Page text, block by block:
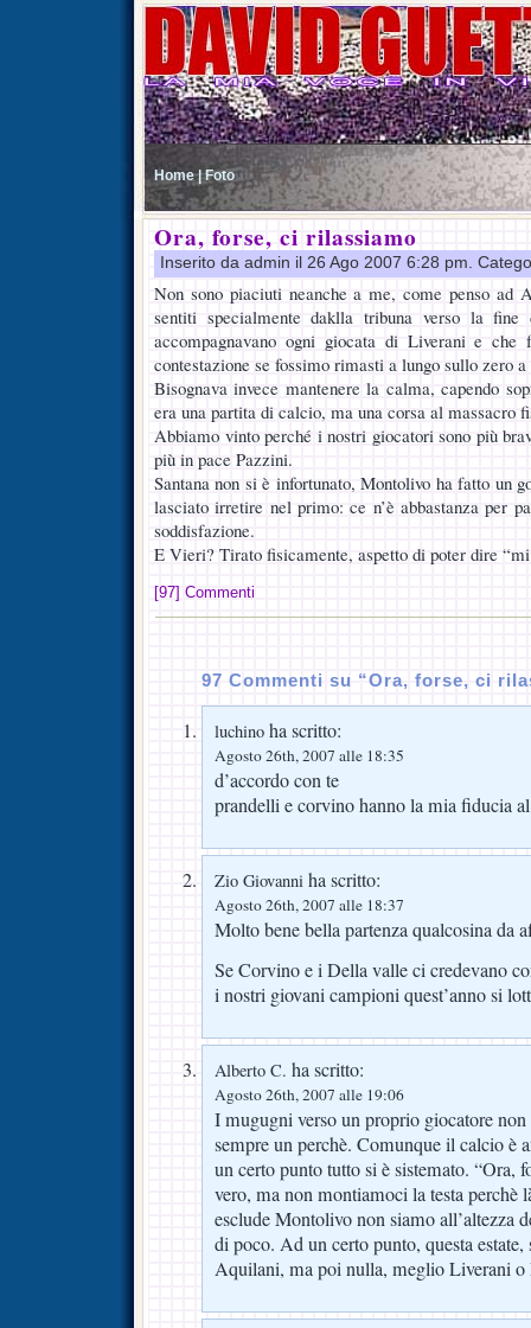
Home | Foto
Ora, forse, ci rilassiamo
Inserito da admin il 26 Ago 2007 6:28 pm.
Non sono piaciuti neanche a me, come penso ad
sentiti specialmente daklla tribuna verso la
accompagnavano ogni giocata di Liverani e che
contestazione se fossimo rimasti a lungo sullo zero
Bisognava invece mantenere la calma, capendo
era una partita di calcio, ma una corsa al massacro
Abbiamo vinto perché i nostri giocatori sono più
più in pace Pazzini.
Santana non si è infortunato, Montolivo ha fatto un
lasciato irretire nel primo: ce n’è abbastanza per
soddisfazione.
E Vieri? Tirato fisicamente, aspetto di poter dire
[97] Commenti
97 Commenti su “Ora, forse, ci
luchino ha scritto:
Agosto 26th, 2007 alle 18:35
d’accordo con te
prandelli e corvino hanno la mia fiducia
Zio Giovanni ha scritto:
Agosto 26th, 2007 alle 18:37
Molto bene bella partenza qualcosina da
Se Corvino e i Della valle ci credevano
i nostri giovani campioni quest’anno si
Alberto C. ha scritto:
Agosto 26th, 2007 alle 19:06
I mugugni verso un proprio giocatore
sempre un perchè. Comunque il calcio è
un certo punto tutto si è sistemato. “Ora,
vero, ma non montiamoci la testa perchè
esclude Montolivo non siamo all’altezza
di poco. Ad un certo punto, questa estate,
Aquilani, ma poi nulla, meglio Liverani o